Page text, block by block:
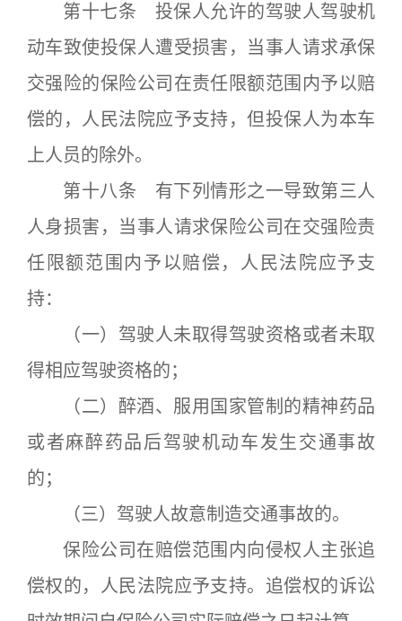
第十七条 投保人允许的驾驶人驾驶机
动车致使投保人遭受损害，当事人请求承保
交强险的保险公司在责任限额范围内予以赔
偿的，人民法院应予支持，但投保人为本车
上人员的除外。
第十八条 有下列情形之一导致第三人
人身损害，当事人请求保险公司在交强险责
任限额范围内予以赔偿，人民法院应予支
持：
（一）驾驶人未取得驾驶资格或者未取
得相应驾驶资格的；
（二）醉酒、服用国家管制的精神药品
或者麻醉药品后驾驶机动车发生交通事故
的；
（三）驾驶人故意制造交通事故的。
保险公司在赔偿范围内向侵权人主张追
偿权的，人民法院应予支持。追偿权的诉讼